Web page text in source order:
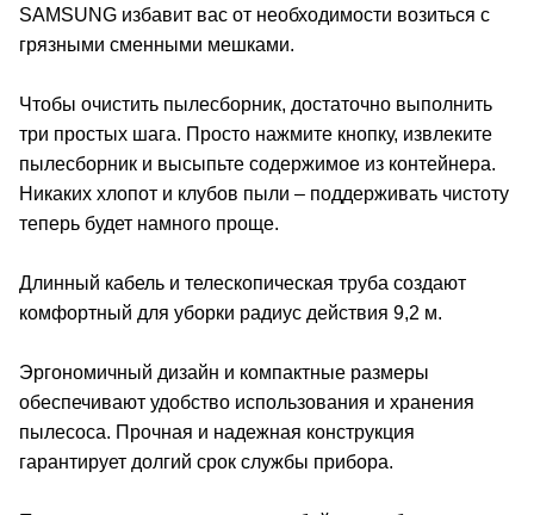
SAMSUNG избавит вас от необходимости возиться с
грязными сменными мешками.
Чтобы очистить пылесборник, достаточно выполнить
три простых шага. Просто нажмите кнопку, извлеките
пылесборник и высыпьте содержимое из контейнера.
Никаких хлопот и клубов пыли – поддерживать чистоту
теперь будет намного проще.
Длинный кабель и телескопическая труба создают
комфортный для уборки радиус действия 9,2 м.
Эргономичный дизайн и компактные размеры
обеспечивают удобство использования и хранения
пылесоса. Прочная и надежная конструкция
гарантирует долгий срок службы прибора.